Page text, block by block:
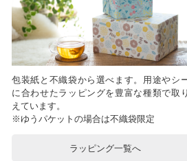
包装紙と不織袋から選べます。用途やシ
に合わせたラッピングを豊富な種類で取
えています。
※ゆうパケットの場合は不織袋限定
ラッピング一覧へ